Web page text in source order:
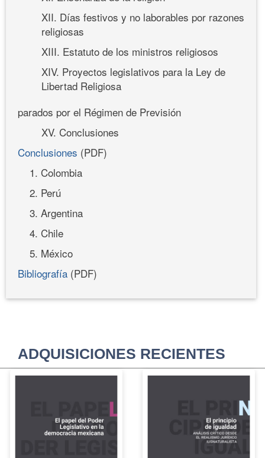
XII. Días festivos y no laborables por razones
religiosas
XIII. Estatuto de los ministros religiosos
XIV. Proyectos legislativos para la Ley de
Libertad Religiosa
parados por el Régimen de Previsión
XV. Conclusiones
Conclusiones (PDF)
1. Colombia
2. Perú
3. Argentina
4. Chile
5. México
Bibliografía (PDF)
ADQUISICIONES RECIENTES